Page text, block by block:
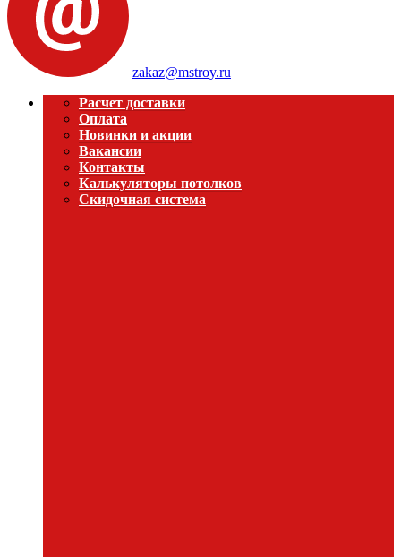
zakaz@mstroy.ru
Расчет доставки
Оплата
Новинки и акции
Вакансии
Контакты
Калькуляторы потолков
Скидочная система